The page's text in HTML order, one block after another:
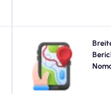
Erforschen Sie
Portugal essim und
Abdeckung von
an Remote Scenic